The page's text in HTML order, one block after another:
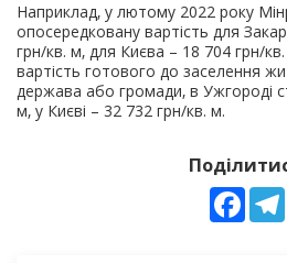
Наприклад, у лютому 2022 року
опосередковану вартість для
грн/кв. м, для Києва – 18 704 грн/
вартість готового до заселення
держава або громади, в Ужгороді
м, у Києві – 32 732 грн/кв. м.